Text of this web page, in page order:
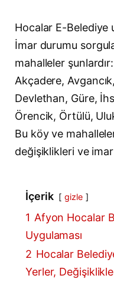
Hocalar E-Belediye
İmar durumu
mahalleler
Akçadere,
Devlethan, Güre,
Örencik, Örtülü,
Bu köy ve
değişiklikleri ve
İçerik gizle
1 Afyon Hocalar
Uygulaması
2 Hocalar
Yerler,